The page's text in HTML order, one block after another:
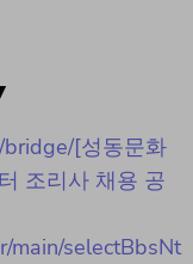
[성동문화
조리사 채용 공
main/selectBbsNt